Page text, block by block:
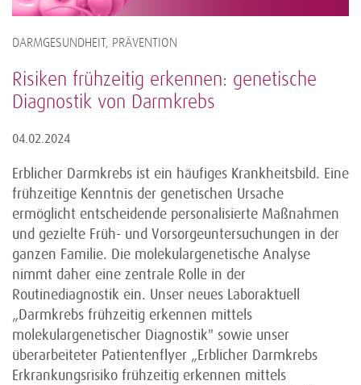
DARMGESUNDHEIT, PRÄVENTION
Risiken frühzeitig erkennen: genetische
Diagnostik von Darmkrebs
04.02.2024
Erblicher Darmkrebs ist ein häufiges Krankheitsbild. Eine
frühzeitige Kenntnis der genetischen Ursache
ermöglicht entscheidende personalisierte Maßnahmen
und gezielte Früh- und Vorsorgeuntersuchungen in der
ganzen Familie. Die molekulargenetische Analyse
nimmt daher eine zentrale Rolle in der
Routinediagnostik ein. Unser neues Laboraktuell
„Darmkrebs frühzeitig erkennen mittels
molekulargenetischer Diagnostik" sowie unser
überarbeiteter Patientenflyer „Erblicher Darmkrebs
Erkrankungsrisiko frühzeitig erkennen mittels